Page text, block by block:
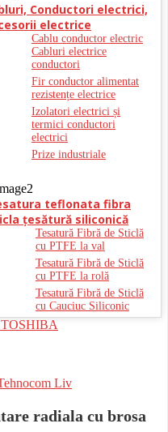
Conductori electrici,
electrice
Cablu conductor electric
Cabluri electrice
conductori
Fir conductor alimentat
rezistențe electrice
Izolatori electrici și
termici conductori
electrici
Prize industriale
teflonata fibra
ţesătură siliconică
Tesatură Fibră de Sticlă
cu PTFE la val
Tesatură Fibră de Sticlă
cu PTFE la rolă
Tesatură Fibră de Sticlă
cu Cauciuc Siliconic
TOSHIBA
Liv
radiala cu brosa